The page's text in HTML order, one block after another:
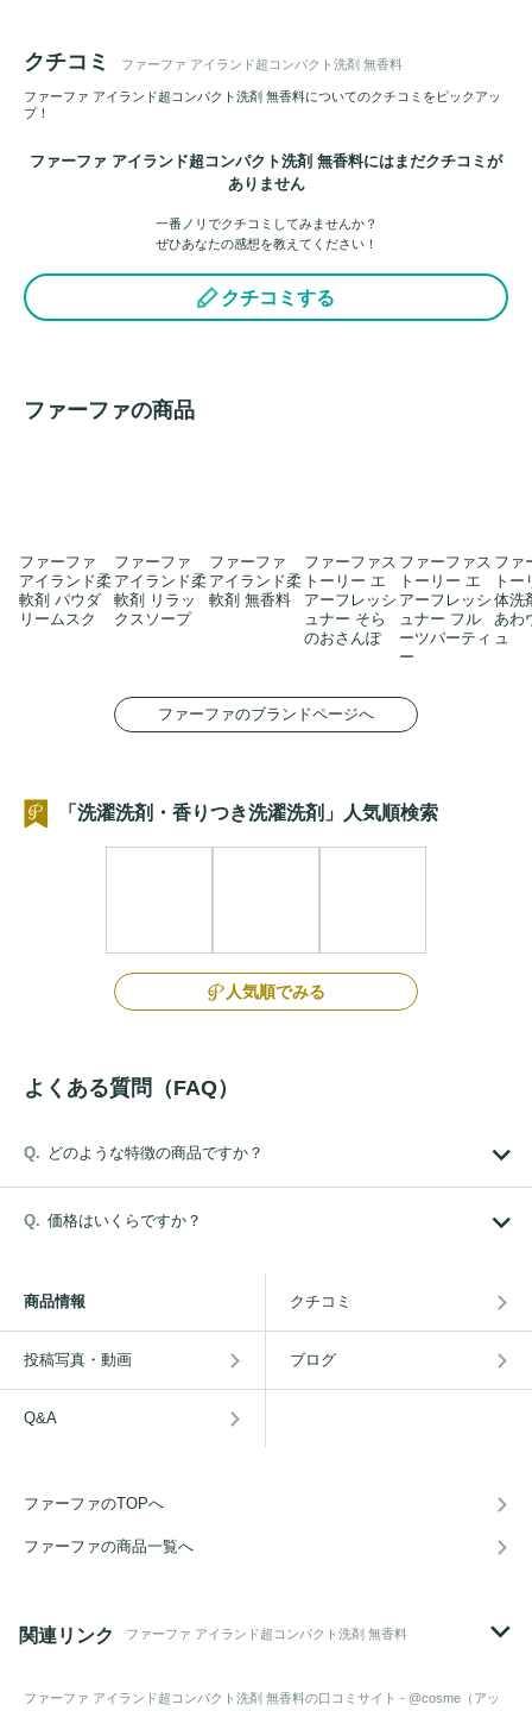
クチコミ ファーファ アイランド超コンパクト洗剤 無香料
ファーファ アイランド超コンパクト洗剤 無香料についてのクチコミをピックアッ
プ！
ファーファ アイランド超コンパクト洗剤 無香料にはまだクチコミが
ありません
一番ノリでクチコミしてみませんか？
ぜひあなたの感想を教えてください！
クチコミする
ファーファの商品
ファーファ
アイランド柔
軟剤 パウダ
リームスク
ファーファ
アイランド柔
軟剤 リラッ
クスソープ
ファーファ
アイランド柔
軟剤 無香料
ファーファス
トーリー エ
アーフレッシ
ュナー そら
のおさんぽ
ファーファス
トーリー エ
アーフレッシ
ュナー フル
ーツパーティ
ー
ファ
トー
体洗
あわ
ュ
ファーファのブランドページへ
「洗濯洗剤・香りつき洗濯洗剤」人気順検索
人気順でみる
よくある質問（FAQ）
どのような特徴の商品ですか？
価格はいくらですか？
商品情報 クチコミ
投稿写真・動画 ブログ
Q&A
ファーファのTOPへ
ファーファの商品一覧へ
関連リンク ファーファ アイランド超コンパクト洗剤 無香料
ファーファ アイランド超コンパクト洗剤 無香料の口コミサイト - @cosme（アッ